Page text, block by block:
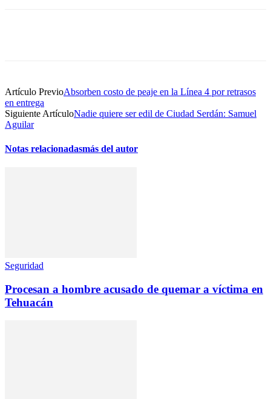
Artículo PrevioAbsorben costo de peaje en la Línea 4 por retrasos
en entrega
Siguiente ArtículoNadie quiere ser edil de Ciudad Serdán: Samuel
Aguilar
Notas relacionadasmás del autor
Seguridad
Procesan a hombre acusado de quemar a víctima en
Tehuacán